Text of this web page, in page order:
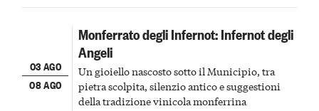
03 AGO
08 AGO
Monferrato degli Infernot: Infernot degli
Angeli
Un gioiello nascosto sotto il Municipio, tra
pietra scolpita, silenzio antico e suggestioni
della tradizione vinicola monferrina